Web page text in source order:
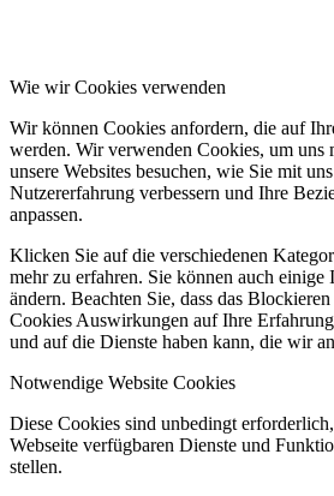
Wie wir Cookies verwenden
Wir können Cookies anfordern, die auf
werden. Wir verwenden Cookies, um uns
unsere Websites besuchen, wie Sie mit
Nutzererfahrung verbessern und Ihre
anpassen.
Klicken Sie auf die verschiedenen
mehr zu erfahren. Sie können auch einige
ändern. Beachten Sie, dass das
Cookies Auswirkungen auf Ihre
und auf die Dienste haben kann, die wir
Notwendige Website Cookies
Diese Cookies sind unbedingt
Webseite verfügbaren Dienste und
stellen.